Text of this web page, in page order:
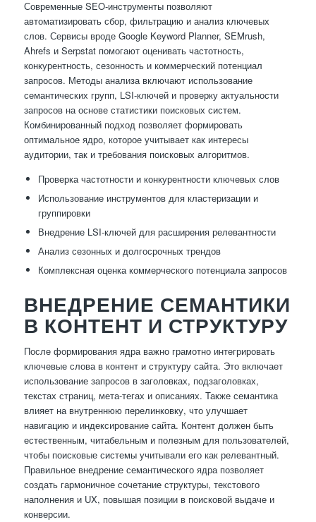
Современные SEO-инструменты позволяют
автоматизировать сбор, фильтрацию и анализ ключевых
слов. Сервисы вроде Google Keyword Planner, SEMrush,
Ahrefs и Serpstat помогают оценивать частотность,
конкурентность, сезонность и коммерческий потенциал
запросов. Методы анализа включают использование
семантических групп, LSI-ключей и проверку актуальности
запросов на основе статистики поисковых систем.
Комбинированный подход позволяет формировать
оптимальное ядро, которое учитывает как интересы
аудитории, так и требования поисковых алгоритмов.
Проверка частотности и конкурентности ключевых слов
Использование инструментов для кластеризации и
группировки
Внедрение LSI-ключей для расширения релевантности
Анализ сезонных и долгосрочных трендов
Комплексная оценка коммерческого потенциала запросов
ВНЕДРЕНИЕ СЕМАНТИКИ
В КОНТЕНТ И СТРУКТУРУ
После формирования ядра важно грамотно интегрировать
ключевые слова в контент и структуру сайта. Это включает
использование запросов в заголовках, подзаголовках,
текстах страниц, мета-тегах и описаниях. Также семантика
влияет на внутреннюю перелинковку, что улучшает
навигацию и индексирование сайта. Контент должен быть
естественным, читабельным и полезным для пользователей,
чтобы поисковые системы учитывали его как релевантный.
Правильное внедрение семантического ядра позволяет
создать гармоничное сочетание структуры, текстового
наполнения и UX, повышая позиции в поисковой выдаче и
конверсии.